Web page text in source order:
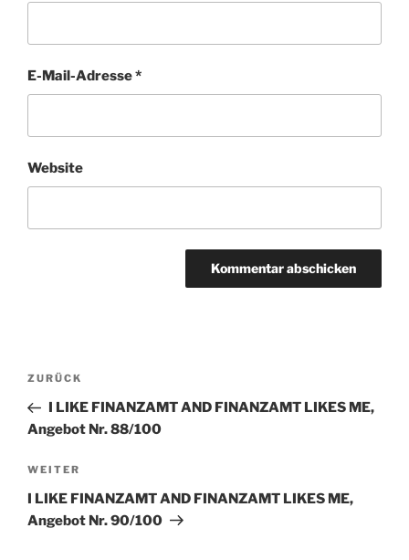
E-Mail-Adresse*
Website
Beitragsnavigation
Vorheriger
Beitrag
ZURÜCK
I LIKE FINANZAMT AND FINANZAMT LIKES ME,
Angebot Nr. 88/100
Nächster
Beitrag
WEITER
I LIKE FINANZAMT AND FINANZAMT LIKES ME,
Angebot Nr. 90/100